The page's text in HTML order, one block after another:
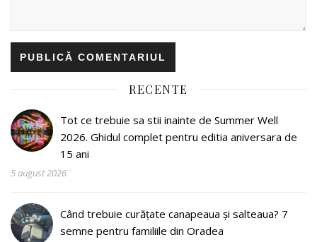
RECENTE
Tot ce trebuie sa stii inainte de Summer Well
2026. Ghidul complet pentru editia aniversara de
15 ani
5 august 2026
Când trebuie curățate canapeaua și salteaua? 7
semne pentru familiile din Oradea